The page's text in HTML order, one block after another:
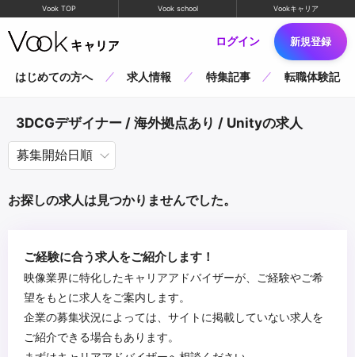
Vook TOP Vook school Vookキャリア
ログイン 新規登録
はじめての方へ 求人情報 特集記事 転職体験記
3DCGデザイナー / 海外拠点あり / Unityの求人
お探しの求人は見つかりませんでした。
ご経験に合う求人をご紹介します！
映像業界に特化したキャリアアドバイザーが、ご経験やご希
望をもとに求人をご案内します。
企業の募集状況によっては、サイトに掲載していない求人を
ご紹介できる場合もあります。